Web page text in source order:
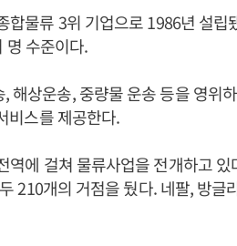
합물류 3위 기업으로 1986년 설립
명 수준이다.
해상운송, 중량물 운송 등을 영위
비스를 제공한다.
에 걸쳐 물류사업을 전개하고 있
210개의 거점을 뒀다. 네팔, 방글